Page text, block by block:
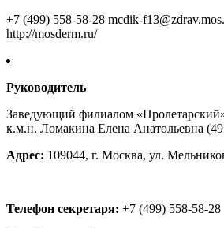
+7 (499) 558-58-28 mcdik-
http://mosderm.ru/
Руководитель
Заведующий филиалом
к.м.н. Ломакина Елена Анатольевна
Адрес: 109044, г. Москва, ул.
Телефон секретаря: +7 (499) 558-58-28